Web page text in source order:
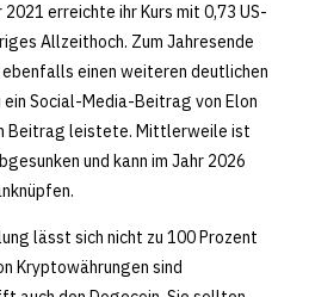
2021 erreichte ihr Kurs mit 0,73 US-
Allzeithoch. Zum Jahresende
einen weiteren deutlichen
Social-Media-Beitrag von Elon
Beitrag leistete. Mittlerweile ist
und kann im Jahr 2026
lässt sich nicht zu 100 Prozent
Kryptowährungen sind